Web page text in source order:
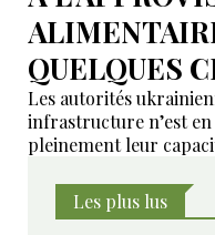
QUELQUES
Les autorités
infrastructure n’est
pleinement leur
Les plus lus